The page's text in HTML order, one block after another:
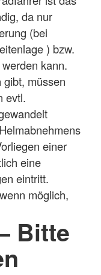
da nur
(bei
) bzw.
kann.
müssen
evtl.
einer
eine
eintritt.
möglich,
Bitte